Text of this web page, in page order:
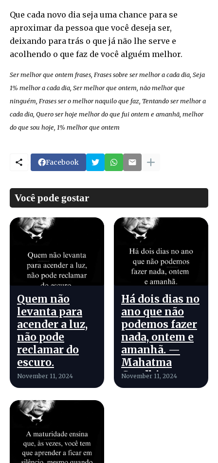
Que cada novo dia seja uma chance para se
aproximar da pessoa que você deseja ser,
deixando para trás o que já não lhe serve e
acolhendo o que faz de você alguém melhor.
Ser melhor que ontem frases, Frases sobre ser melhor a cada dia, Seja
1% melhor a cada dia, Ser melhor que ontem, não melhor que
ninguém, Frases ser o melhor naquilo que faz, Tentando ser melhor a
cada dia, Quero ser hoje melhor do que fui ontem e amanhã, melhor
do que sou hoje, 1% melhor que ontem
Facebook
Você pode gostar
Quem não
levanta para
acender a luz,
não pode
reclamar do
escuro.
November 11, 2024
Há dois dias no
ano que não
podemos fazer
nada, ontem e
amanhã. —
Mahatma
Gandhi
November 11, 2024